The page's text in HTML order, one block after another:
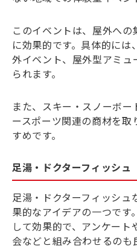
このイベントは、屋外へ
に効果的です。具体的に
外イベント、屋外型アミ
られます。
また、スキー・スノーボ
ースポーツ関連の商材を
すめです。
足湯・ドクターフィッシュ
足湯・ドクターフィッシ
果的なアイデアの一つです
して効果的で、アンケー
会などと組み合わせるのも